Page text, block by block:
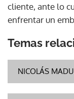
cliente, ante lo
enfrentar un
Temas
NICOLÁS